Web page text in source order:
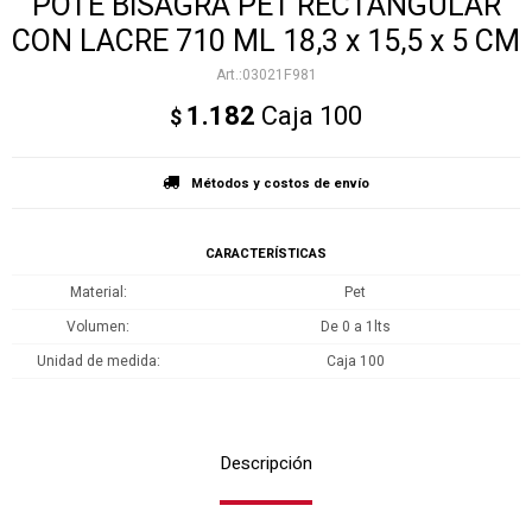
CON LACRE 710 ML 18,3 x 15,5 x 5 CM
03021F981
$ 1.182 Caja 100
Métodos y costos de envío
CARACTERÍSTICAS
Material
Pet
Volumen
De 0 a 1lts
Unidad de medida
Caja 100
Descripción